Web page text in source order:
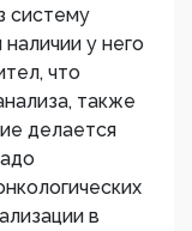
систему
у него
что
также
делается
в